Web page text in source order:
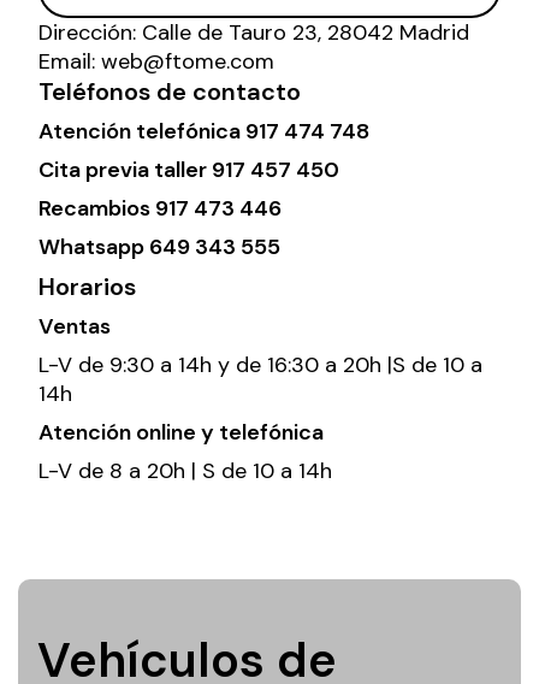
Dirección: Calle de Tauro 23, 28042 Madrid
Email: web@ftome.com
Teléfonos de contacto
Atención telefónica 917 474 748
Cita previa taller 917 457 450
Recambios 917 473 446
Whatsapp 649 343 555
Horarios
Ventas
L-V de 9:30 a 14h y de 16:30 a 20h |S de 10 a
14h
Atención online y telefónica
L-V de 8 a 20h | S de 10 a 14h
Vehículos de